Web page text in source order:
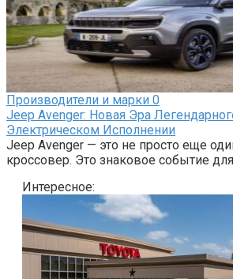
Производители и марки 0
Jeep Avenger: Новая Эра
Электрическом Исполнении
Jeep Avenger — это не просто еще
кроссовер. Это знаковое событие для
Интересное: